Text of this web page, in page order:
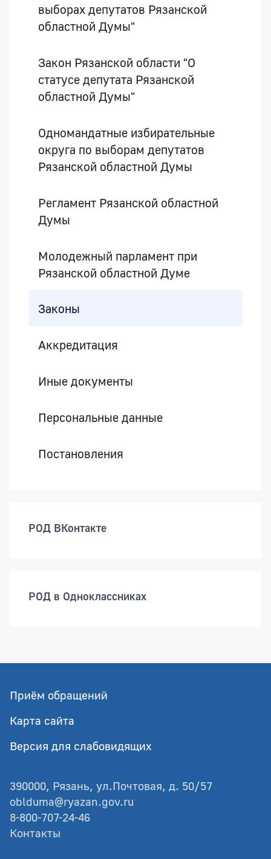
выборах депутатов Рязанской
областной Думы"
Закон Рязанской области "О
статусе депутата Рязанской
областной Думы"
Одномандатные избирательные
округа по выборам депутатов
Рязанской областной Думы
Регламент Рязанской областной
Думы
Молодежный парламент при
Рязанской областной Думе
Законы
Аккредитация
Иные документы
Персональные данные
Постановления
РОД ВКонтакте
РОД в Одноклассниках
Приём обращений
Карта сайта
Версия для слабовидящих
390000, Рязань, ул.Почтовая, д. 50/57
oblduma@ryazan.gov.ru
8-800-707-24-46
Контакты